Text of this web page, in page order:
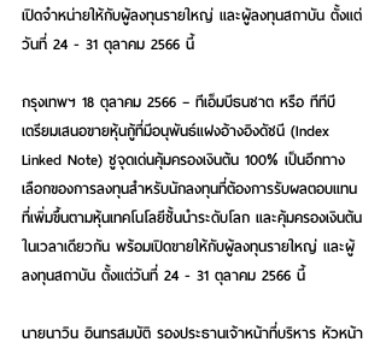
เปิดจำหน่ายให้กับผู้ลงทุนรายใหญ่ และผู้ลงทุนสถาบัน ตั้งแต่
วันที่ 24 - 31 ตุลาคม 2566 นี้
กรุงเทพฯ 18 ตุลาคม 2566 – ทีเอ็มบีธนชาต หรือ ทีทีบี
เตรียมเสนอขายหุ้นกู้ที่มีอนุพันธ์แฝงอ้างอิงดัชนี (Index
Linked Note) ชูจุดเด่นคุ้มครองเงินต้น 100% เป็นอีกทาง
เลือกของการลงทุนสำหรับนักลงทุนที่ต้องการรับผลตอบแทน
ที่เพิ่มขึ้นตามหุ้นเทคโนโลยีชั้นนำระดับโลก และคุ้มครองเงินต้น
ในเวลาเดียวกัน พร้อมเปิดขายให้กับผู้ลงทุนรายใหญ่ และผู้
ลงทุนสถาบัน ตั้งแต่วันที่ 24 - 31 ตุลาคม 2566 นี้
นายนาวิน อินทรสมบัติ รองประธานเจ้าหน้าที่บริหาร หัวหน้า